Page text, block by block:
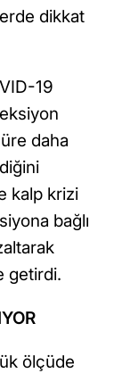
dikkat
19
daha
kalp krizi
bağlı
getirdi.
ölçüde